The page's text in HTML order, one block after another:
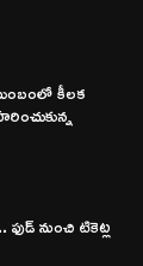
కీలక
నుంచి టికెట్ల